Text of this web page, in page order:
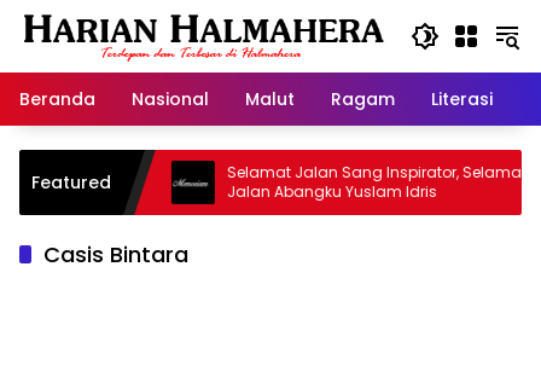
Langsung
Beranda
Nasional Malut Ragam Literasi
Featured
Warisan
Selamat Jalan Sang Inspirator, Selamat
Jalan Abangku Yuslam Idris
Casis Bintara